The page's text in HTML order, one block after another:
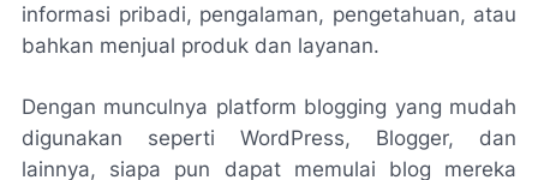
informasi pribadi, pengalaman, pengetahuan, atau
bahkan menjual produk dan layanan.
Dengan munculnya platform blogging yang mudah
digunakan seperti WordPress, Blogger, dan
lainnya, siapa pun dapat memulai blog mereka